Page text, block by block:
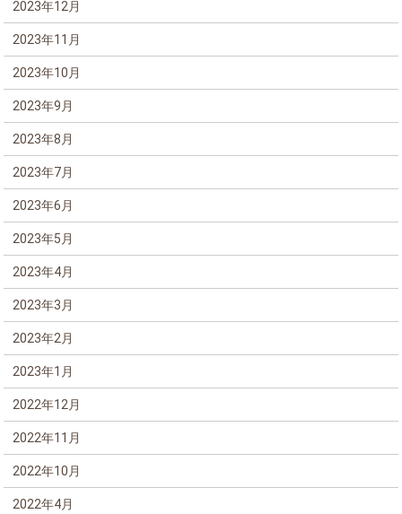
2023年12月
2023年11月
2023年10月
2023年9月
2023年8月
2023年7月
2023年6月
2023年5月
2023年4月
2023年3月
2023年2月
2023年1月
2022年12月
2022年11月
2022年10月
2022年4月